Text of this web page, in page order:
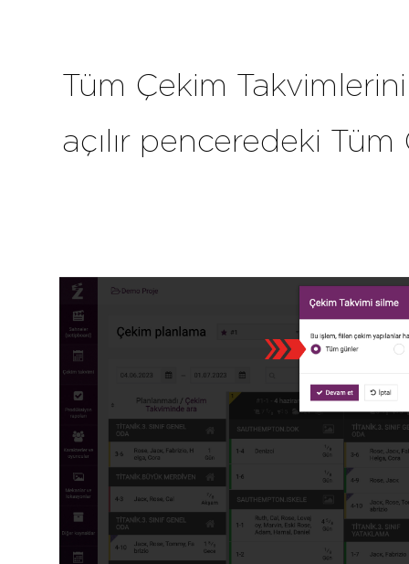
Tüm Çekim
açılır penceredeki Tüm